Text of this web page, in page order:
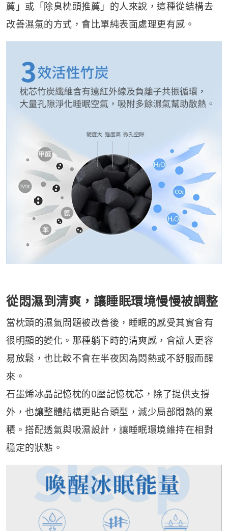
薦」或「除臭枕頭推薦」的人來說，這種從結構去
改善濕氣的方式，會比單純表面處理更有感。
從悶濕到清爽，讓睡眠環境慢慢被調整
當枕頭的濕氣問題被改善後，睡眠的感受其實會有
很明顯的變化。那種躺下時的清爽感，會讓人更容
易放鬆，也比較不會在半夜因為悶熱或不舒服而醒
來。
石墨烯冰晶記憶枕的0壓記憶枕芯，除了提供支撐
外，也讓整體結構更貼合頭型，減少局部悶熱的累
積。搭配透氣與吸濕設計，讓睡眠環境維持在相對
穩定的狀態。